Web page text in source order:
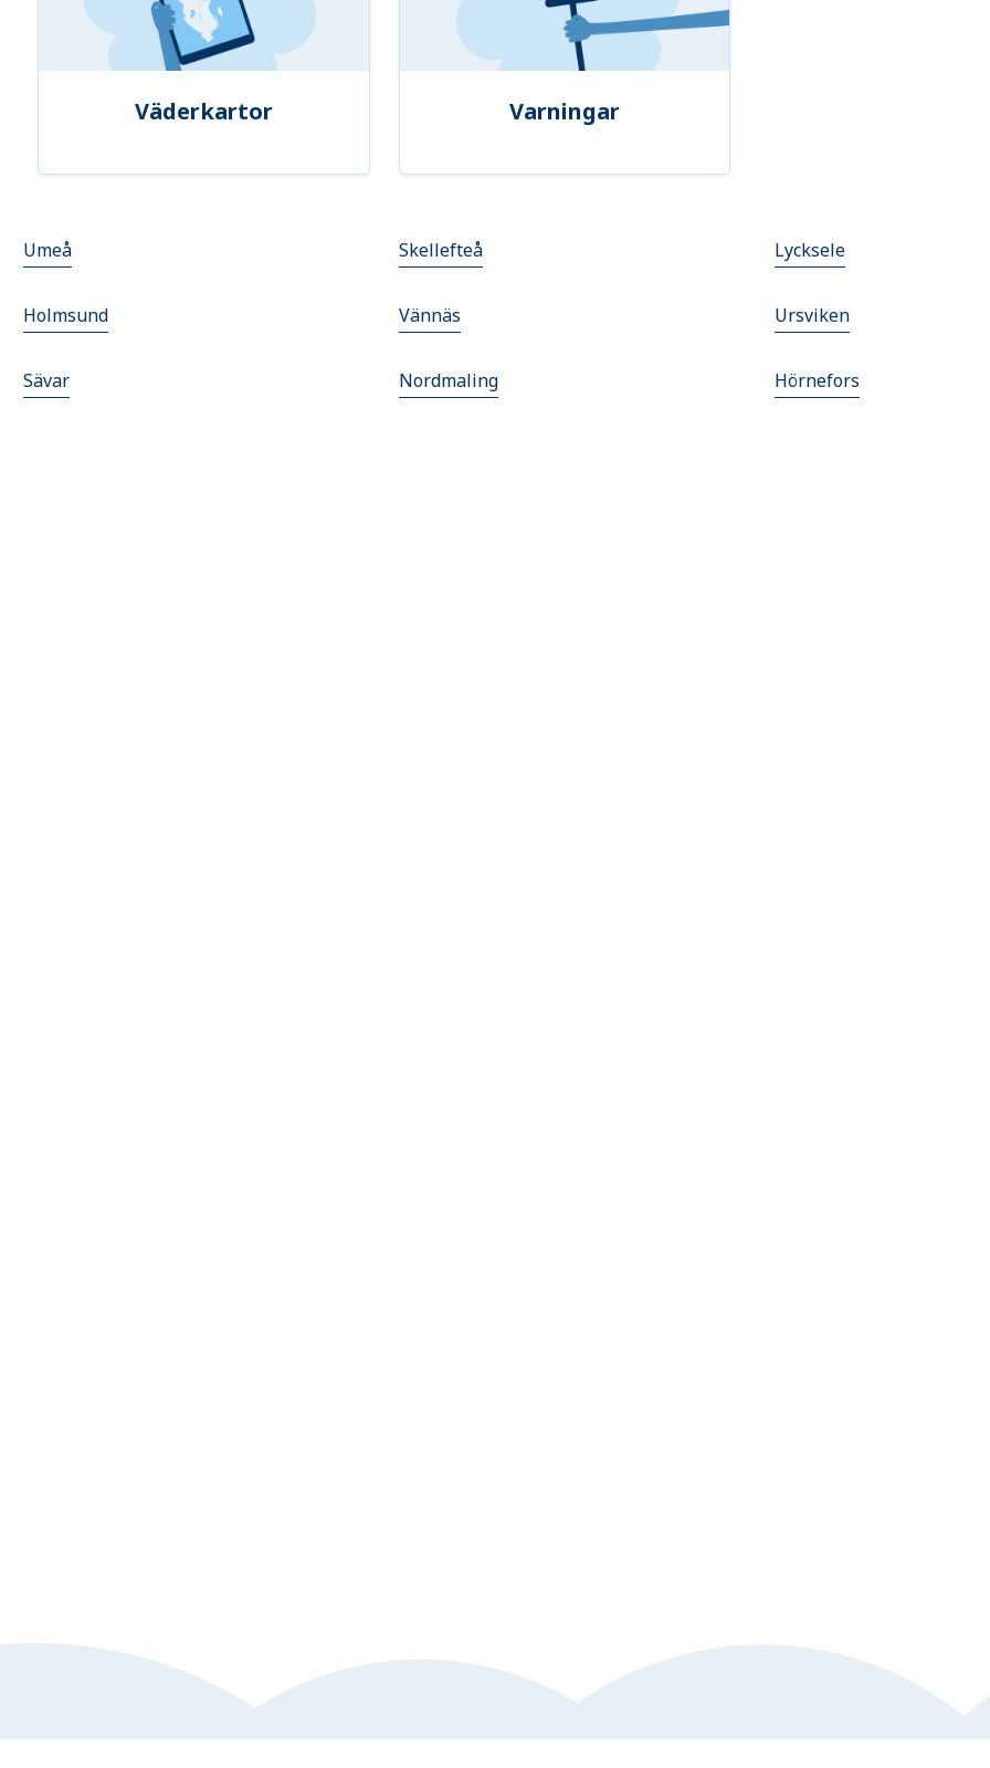
Väderkartor Varningar
Umeå Skellefteå Lycksele
Holmsund Vännäs Ursviken
Sävar Nordmaling Hörnefors